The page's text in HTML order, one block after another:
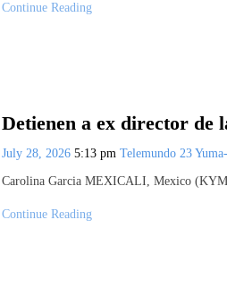
Continue Reading
Detienen a ex director de
July 28, 2026 5:13 pm Telemundo 23
Carolina Garcia MEXICALI, Mexico
Continue Reading